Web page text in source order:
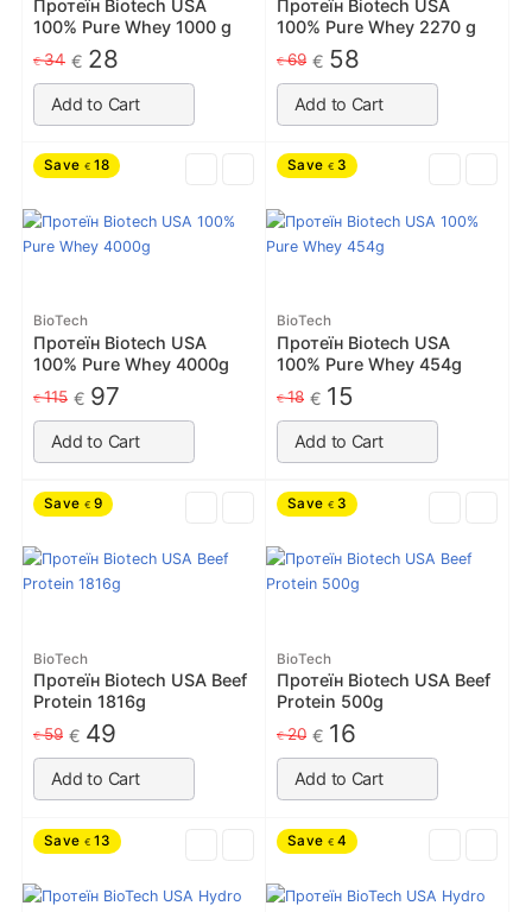
Протеїн Biotech USA
100% Pure Whey 1000 g
€34 € 28
Add to Cart
Протеїн Biotech USA
100% Pure Whey 2270 g
€69 € 58
Add to Cart
Save € 18
BioTech
Протеїн Biotech USA
100% Pure Whey 4000g
€115 € 97
Add to Cart
Save € 3
BioTech
Протеїн Biotech USA
100% Pure Whey 454g
€18 € 15
Add to Cart
Save € 9
BioTech
Протеїн Biotech USA Beef
Protein 1816g
€59 € 49
Add to Cart
Save € 3
BioTech
Протеїн Biotech USA Beef
Protein 500g
€20 € 16
Add to Cart
Save € 13 Save € 4